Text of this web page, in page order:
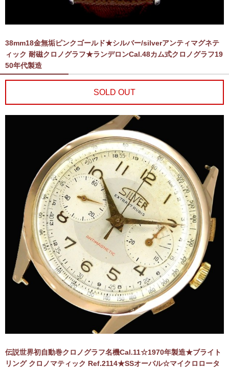
38mm18金無垢ピンクゴールド★シルバー/silverアンティマグネテ
ィック 耐磁クロノグラフ★ランデロンCal.48カム式クロノグラフ19
50年代製造
SOLD OUT
伝説世界初自動巻クロノグラフ名機Cal.11☆1970年製造★ブライト
リング クロノマティック Ref.2114★SSオーバル☆マイクロロータ